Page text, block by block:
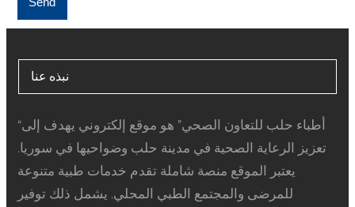
نبذه عنا
“أطباء حلب للتعاون الصحي” هو موقع إلكتروني يهدف إلى
تعزيز الرعاية الصحية في مدينة حلب وضواحيها في سوريا.
يعتبر الموقع منصة شاملة تقدم خدمات طبية متنوعة
للمرضى والمجتمع الطبي المحلي. يشمل ذلك توفير